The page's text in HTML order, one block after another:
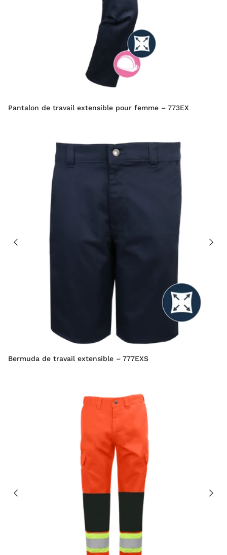
Pantalon de travail extensible pour femme – 773EX
Bermuda de travail extensible – 777EXS